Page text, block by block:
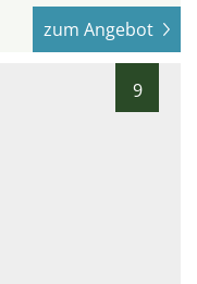
zum Angebot
9